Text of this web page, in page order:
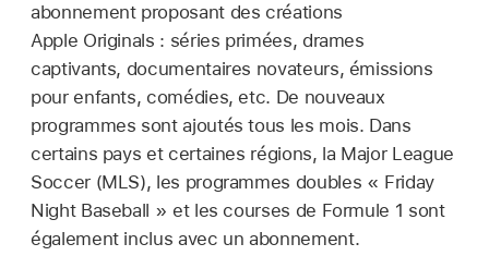
abonnement proposant des créations
Apple Originals : séries primées, drames
captivants, documentaires novateurs, émissions
pour enfants, comédies, etc. De nouveaux
programmes sont ajoutés tous les mois. Dans
certains pays et certaines régions, la Major League
Soccer (MLS), les programmes doubles « Friday
Night Baseball » et les courses de Formule 1 sont
également inclus avec un abonnement.